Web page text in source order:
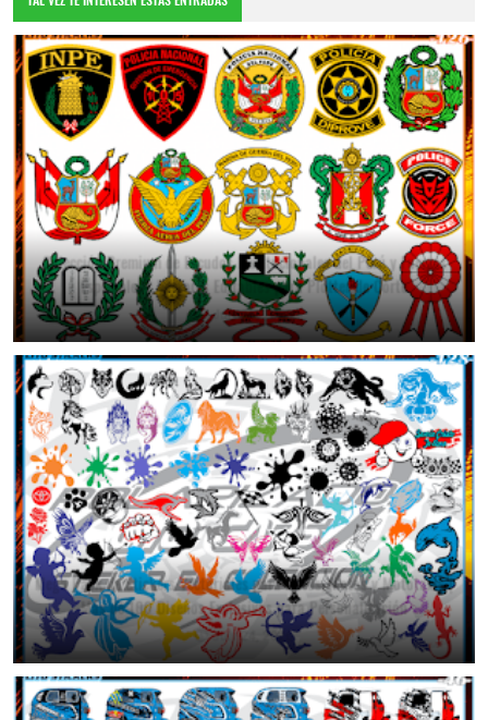
Colección Premium de Escudos Institucionales del Perú y Fuerzas
Especiales | Vectores Editables para Plotter de Corte
July 25, 2026
Mega Pack de Stickers Vectoriales para Autos, Motos y Mototaxis |
Más de 100 Diseños Exclusivos para Personalización
July 24, 2026